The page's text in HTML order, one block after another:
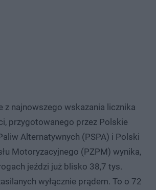
z najnowszego wskazania licznika
przygotowanego przez Polskie
Alternatywnych (PSPA) i Polski
Motoryzacyjnego (PZPM) wynika,
jeździ już blisko 38,7 tys.
wyłącznie prądem. To o 72